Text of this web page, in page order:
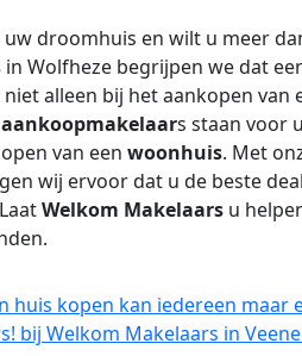
droomhuis en wilt u meer
in Wolfheze begrijpen we dat
alleen bij het aankopen
aankoopmakelaars staan voor
van een woonhuis. Met
wij ervoor dat u de beste
Welkom Makelaars u
huis kopen kan iedereen maar
bij Welkom Makelaars in